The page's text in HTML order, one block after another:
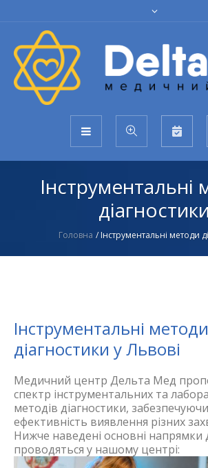
Інструментальні
діагностики
Головна / Інструментальні методи
Інструментальні методи
діагностики у Львові
Медичний центр Дельта Мед
спектр інструментальних та
методів діагностики,
ефективність виявлення різних
Нижче наведені основні напрямки
проводяться у нашому центрі: